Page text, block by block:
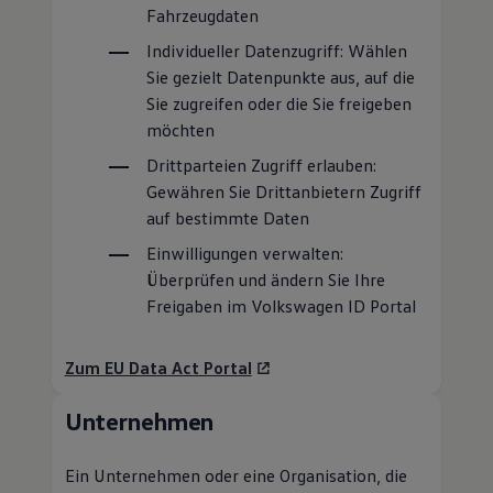
Fahrzeugdaten
Individueller Datenzugriff: Wählen
Sie gezielt Datenpunkte aus, auf die
Sie zugreifen oder die Sie freigeben
möchten
Drittparteien Zugriff erlauben:
Gewähren Sie Drittanbietern Zugriff
auf bestimmte Daten
Einwilligungen verwalten:
Überprüfen und ändern Sie Ihre
Freigaben im Volkswagen ID Portal
Zum EU Data Act Portal
Unternehmen
Ein Unternehmen oder eine Organisation, die